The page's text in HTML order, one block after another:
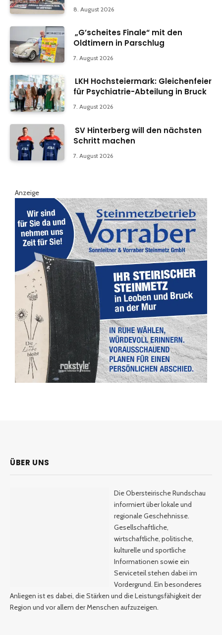
8. August 2026
„G’scheites Finale“ mit den
Oldtimern in Parschlug
7. August 2026
LKH Hochsteiermark: Gleichenfeier
für Psychiatrie-Abteilung in Bruck
7. August 2026
SV Hinterberg will den nächsten
Schritt machen
7. August 2026
Anzeige
ÜBER UNS
Die Obersteirische Rundschau
informiert über lokale und
regionale Geschehnisse.
Gesellschaftliche,
wirtschaftliche, politische,
kulturelle und sportliche
Informationen sowie ein
Serviceteil stehen dabei im
Vordergrund. Ein besonderes
Anliegen ist es dabei, die Stärken und die Leistungsfähigkeit der
Region und vor allem der Menschen aufzuzeigen.